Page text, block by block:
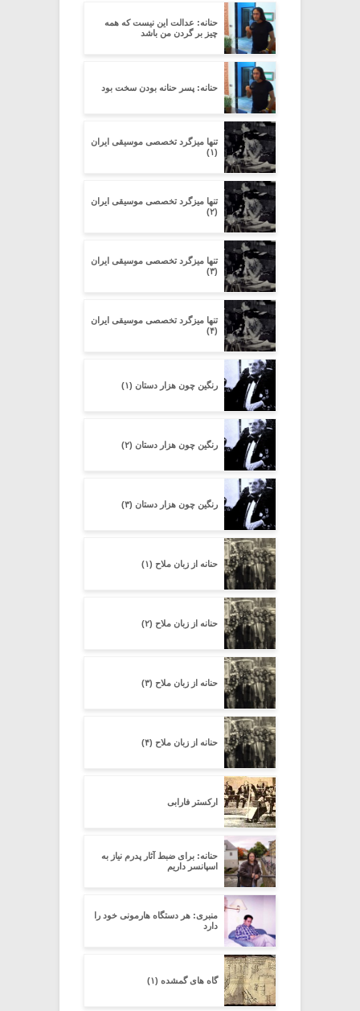
حنانه: عدالت این نیست که همه
چیز بر گردن من باشد
حنانه: پسر حنانه بودن سخت بود
تنها میزگرد تخصصی موسیقی ایران
(۱)
تنها میزگرد تخصصی موسیقی ایران
(۲)
تنها میزگرد تخصصی موسیقی ایران
(۳)
تنها میزگرد تخصصی موسیقی ایران
(۴)
رنگین چون هزار دستان (۱)
رنگین چون هزار دستان (۲)
رنگین چون هزار دستان (۳)
حنانه از زبان ملاح (۱)
حنانه از زبان ملاح (۲)
حنانه از زبان ملاح (۳)
حنانه از زبان ملاح (۴)
ارکستر فارابی
حنانه: برای ضبط آثار پدرم نیاز به
اسپانسر داریم
منبری: هر دستگاه هارمونی خود را
دارد
گاه های گمشده (۱)